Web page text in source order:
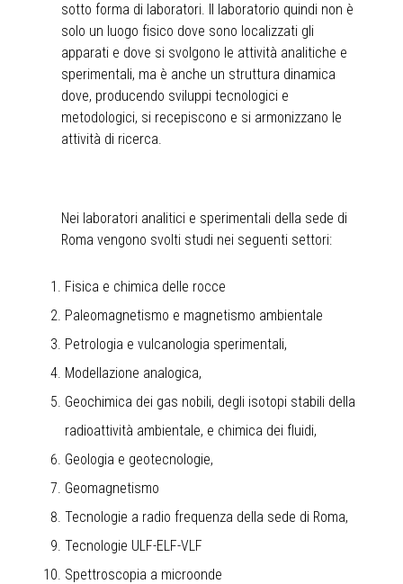
sotto forma di laboratori. Il laboratorio quindi non è
solo un luogo fisico dove sono localizzati gli
apparati e dove si svolgono le attività analitiche e
sperimentali, ma è anche un struttura dinamica
dove, producendo sviluppi tecnologici e
metodologici, si recepiscono e si armonizzano le
attività di ricerca.
Nei laboratori analitici e sperimentali della sede di
Roma vengono svolti studi nei seguenti settori:
Fisica e chimica delle rocce
Paleomagnetismo e magnetismo ambientale
Petrologia e vulcanologia sperimentali,
Modellazione analogica,
Geochimica dei gas nobili, degli isotopi stabili della
radioattività ambientale, e chimica dei fluidi,
Geologia e geotecnologie,
Geomagnetismo
Tecnologie a radio frequenza della sede di Roma,
Tecnologie ULF-ELF-VLF
Spettroscopia a microonde